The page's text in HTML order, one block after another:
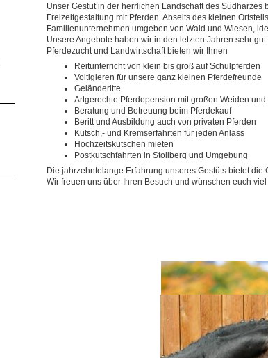
Unser Gestüt in der herrlichen Landschaft des
Freizeitgestaltung mit Pferden. Abseits des kleinen
Familienunternehmen umgeben von Wald und Wiesen,
Unsere Angebote haben wir in den letzten Jahren sehr
Pferdezucht und Landwirtschaft bieten wir Ihnen
Reitunterricht von klein bis groß auf Schulpferden
Voltigieren für unsere ganz kleinen Pferdefreunde
Geländeritte
Artgerechte Pferdepension mit großen Weiden und
Beratung und Betreuung beim Pferdekauf
Beritt und Ausbildung auch von privaten Pferden
Kutsch,- und Kremserfahrten für jeden Anlass
Hochzeitskutschen mieten
Postkutschfahrten in Stollberg und Umgebung
Die jahrzehntelange Erfahrung unseres Gestüts bietet
Wir freuen uns über Ihren Besuch und wünschen euch